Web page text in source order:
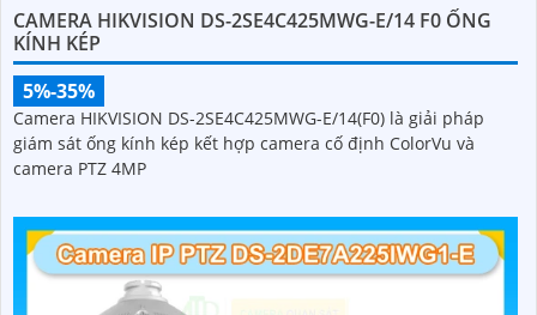
CAMERA HIKVISION DS-2SE4C425MWG-E/14 F0 ỐNG
KÍNH KÉP
5%-35%
Camera HIKVISION DS-2SE4C425MWG-E/14(F0) là giải pháp
giám sát ống kính kép kết hợp camera cố định ColorVu và
camera PTZ 4MP